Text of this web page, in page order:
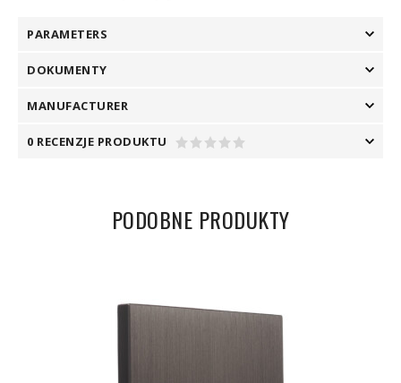
PARAMETERS
DOKUMENTY
MANUFACTURER
0 RECENZJE PRODUKTU
PODOBNE PRODUKTY